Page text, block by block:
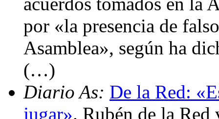
por «la presencia de
Asamblea», según ha
(…)
Diario As: De la Red:
jugar». Rubén de la Red